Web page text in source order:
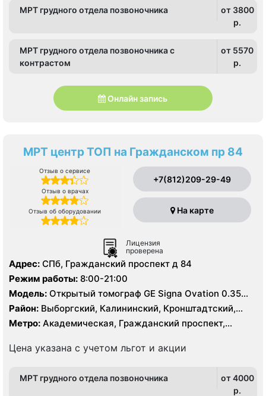
МРТ грудного отдела позвоночника
от 3800
p.
МРТ грудного отдела позвоночника c
контрастом
от 5570
p.
Онлайн запись
МРТ центр ТОП на Гражданском пр 84
Отзыв о сервисе
Отзыв о врачах
Отзыв об оборудовании
+7(812)209-29-49
На карте
Лицензия
проверена
Адрес: СПб, Гражданский проспект д 84
Режим работы: 8:00-21:00
Модель: Открытый томограф GЕ Signa Ovation 0.35
Тесла, УЗИ
Район: Выборгский, Калининский, Кронштадтский,
Курортный, Ленинградская область
Метро: Академическая, Гражданский проспект,
Мужества, Политехническая, Проспект Просвещения
Цена указана с учетом льгот и акции
МРТ грудного отдела позвоночника
от 4000
p.